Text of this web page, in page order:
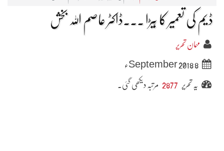
ڈیم کی تعمیر کا بِیڑا ۔۔۔ڈاکٹر عاصم اللہ بخش
مہمان تحریر
8 September 2018ء
یہ تحریر 2877 مرتبہ دیکھی گئی۔